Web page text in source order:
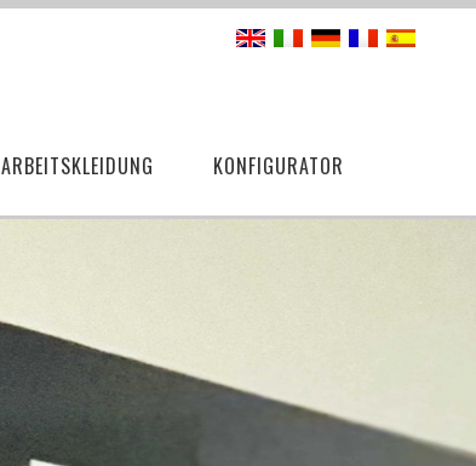
ARBEITSKLEIDUNG KONFIGURATOR